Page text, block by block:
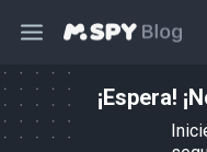
¡Espera!